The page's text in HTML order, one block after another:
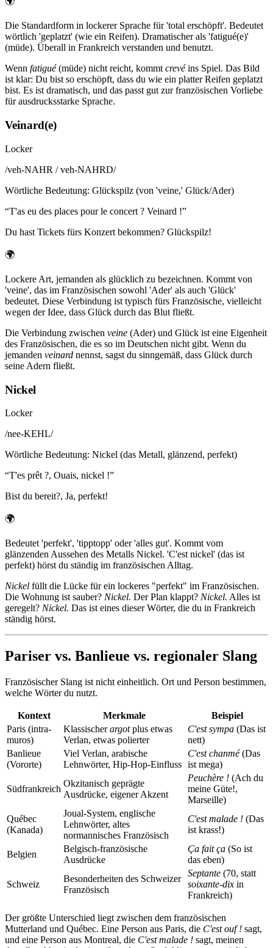
Die Standardform in lockerer Sprache für 'total erschöpft'. Bedeutet
wörtlich 'geplatzt' (wie ein Reifen). Dramatischer als 'fatigué(e)'
(müde). Überall in Frankreich verstanden und benutzt.
Wenn fatigué(müde) nicht reicht, kommt crevéins Spiel. Das Bild
ist klar: Du bist so erschöpft, dass du wie ein platter Reifen geplatzt
bist. Es ist dramatisch, und das passt gut zur französischen Vorliebe
für ausdrucksstarke Sprache.
Veinard(e)
Locker
/veh-NAHR / veh-NAHRD/
Wörtliche Bedeutung: Glückspilz (von 'veine,' Glück/Ader)
“T'as eu des places pour le concert ? Veinard !”
Du hast Tickets fürs Konzert bekommen? Glückspilz!
🌍
Lockere Art, jemanden als glücklich zu bezeichnen. Kommt von
'veine', das im Französischen sowohl 'Ader' als auch 'Glück'
bedeutet. Diese Verbindung ist typisch fürs Französische, vielleicht
wegen der Idee, dass Glück durch das Blut fließt.
Die Verbindung zwischen veine (Ader) und Glück ist eine Eigenheit
des Französischen, die es so im Deutschen nicht gibt. Wenn du
jemanden veinard nennst, sagst du sinngemäß, dass Glück durch
seine Adern fließt.
Nickel
Locker
/nee-KEHL/
Wörtliche Bedeutung: Nickel (das Metall, glänzend, perfekt)
“T'es prêt ?, Ouais, nickel !”
Bist du bereit?, Ja, perfekt!
🌍
Bedeutet 'perfekt', 'tipptopp' oder 'alles gut'. Kommt vom
glänzenden Aussehen des Metalls Nickel. 'C'est nickel' (das ist
perfekt) hörst du ständig im französischen Alltag.
Nickel füllt die Lücke für ein lockeres "perfekt" im Französischen.
Die Wohnung ist sauber? Nickel. Der Plan klappt? Nickel. Alles ist
geregelt? Nickel. Das ist eines dieser Wörter, die du in Frankreich
ständig hörst.
Pariser vs. Banlieue vs. regionaler Slang
Französischer Slang ist nicht einheitlich. Ort und Person bestimmen,
welche Wörter du nutzt.
Kontext Merkmale
Beispiel
Paris (intra-
muros)
Klassischerargotplus etwas
Verlan, etwas polierter
C'est sympa (Das ist
nett)
Banlieue
(Vororte)
Viel Verlan, arabische
Lehnwörter, Hip-Hop-Einfluss
C'est chanmé(Das
ist mega)
Südfrankreich
Okzitanisch geprägte
Ausdrücke, eigener Akzent
Peuchère ! (Ach du
meine Güte!,
Marseille)
Québec
(Kanada)
Joual-System, englische
Lehnwörter, altes
normannisches Französisch
C'est malade ! (Das
ist krass!)
Belgien
Belgisch-französische
Ausdrücke
Ça fait ça (So ist
das eben)
Schweiz
Besonderheiten des Schweizer
Französisch
Septante (70, statt
soixante-dix in
Frankreich)
Der größte Unterschied liegt zwischen dem französischen
Mutterland und Québec. Eine Person aus Paris, die C'est ouf ! sagt,
und eine Person aus Montreal, die C'est malade ! sagt, meinen